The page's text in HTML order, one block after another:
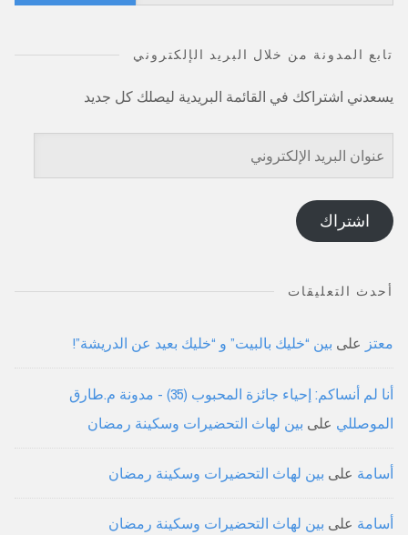
عن:
تابع المدونة من خلال البريد الإلكتروني
يسعدني اشتراكك في القائمة البريدية ليصلك كل جديد
عنوان
البريد
الإلكتروني
اشتراك
أحدث التعليقات
معتز على بين “خليك بالبيت” و “خليك بعيد عن الدريشة”!
أنا لم أنساكم: إحياء جائزة المحبوب (35) - مدونة م.طارق
الموصللي على بين لهاث التحضيرات وسكينة رمضان
أسامة على بين لهاث التحضيرات وسكينة رمضان
أسامة على بين لهاث التحضيرات وسكينة رمضان